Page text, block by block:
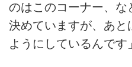
のはこのコーナー、な
決めていますが、あと
ようにしているんです」